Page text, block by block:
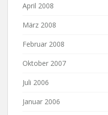
April 2008
März 2008
Februar 2008
Oktober 2007
Juli 2006
Januar 2006